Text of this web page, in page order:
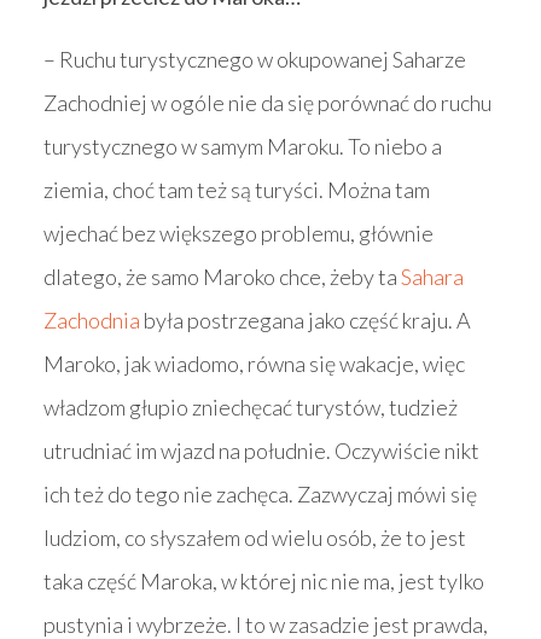
– Ruchu turystycznego w okupowanej Saharze
Zachodniej w ogóle nie da się porównać do ruchu
turystycznego w samym Maroku. To niebo a
ziemia, choć tam też są turyści. Można tam
wjechać bez większego problemu, głównie
dlatego, że samo Maroko chce, żeby taSahara
Zachodnia była postrzegana jako część kraju. A
Maroko, jak wiadomo, równa się wakacje, więc
władzom głupio zniechęcać turystów, tudzież
utrudniać im wjazd na południe. Oczywiście nikt
ich też do tego nie zachęca. Zazwyczaj mówi się
ludziom, co słyszałem od wielu osób, że to jest
taka część Maroka, w której nic nie ma, jest tylko
pustynia i wybrzeże. I to w zasadzie jest prawda,